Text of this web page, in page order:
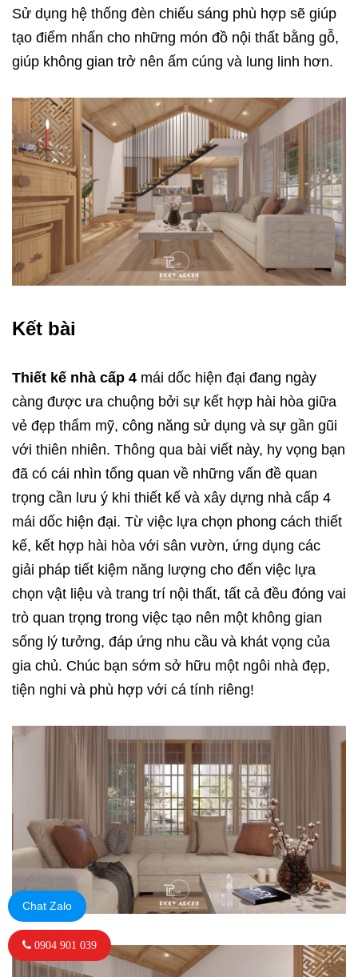
Sử dụng hệ thống đèn chiếu sáng phù hợp sẽ giúp
tạo điểm nhấn cho những món đồ nội thất bằng gỗ,
giúp không gian trở nên ấm cúng và lung linh hơn.
Kết bài
Thiết kế nhà cấp 4 mái dốc hiện đại đang ngày
càng được ưa chuộng bởi sự kết hợp hài hòa giữa
vẻ đẹp thẩm mỹ, công năng sử dụng và sự gần gũi
với thiên nhiên. Thông qua bài viết này, hy vọng bạn
đã có cái nhìn tổng quan về những vấn đề quan
trọng cần lưu ý khi thiết kế và xây dựng nhà cấp 4
mái dốc hiện đại. Từ việc lựa chọn phong cách thiết
kế, kết hợp hài hòa với sân vườn, ứng dụng các
giải pháp tiết kiệm năng lượng cho đến việc lựa
chọn vật liệu và trang trí nội thất, tất cả đều đóng vai
trò quan trọng trong việc tạo nên một không gian
sống lý tưởng, đáp ứng nhu cầu và khát vọng của
gia chủ. Chúc bạn sớm sở hữu một ngôi nhà đẹp,
tiện nghi và phù hợp với cá tính riêng!
Chat Zalo
0904 901 039